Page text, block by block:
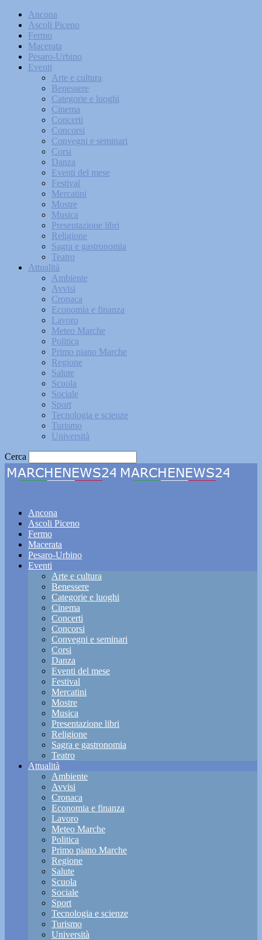
Ancona
Ascoli Piceno
Fermo
Macerata
Pesaro-Urbino
Eventi
Arte e cultura
Benessere
Categorie e luoghi
Cinema
Concerti
Concorsi
Convegni e seminari
Corsi
Danza
Eventi del mese
Festival
Mercatini
Mostre
Musica
Presentazione libri
Religione
Sagra e gastronomia
Teatro
Attualità
Ambiente
Avvisi
Cronaca
Economia e finanza
Lavoro
Meteo Marche
Politica
Primo piano Marche
Regione
Salute
Scuola
Sociale
Sport
Tecnologia e scienze
Turismo
Università
Cerca
Ancona
Ascoli Piceno
Fermo
Macerata
Pesaro-Urbino
Eventi
Arte e cultura
Benessere
Categorie e luoghi
Cinema
Concerti
Concorsi
Convegni e seminari
Corsi
Danza
Eventi del mese
Festival
Mercatini
Mostre
Musica
Presentazione libri
Religione
Sagra e gastronomia
Teatro
Attualità
Ambiente
Avvisi
Cronaca
Economia e finanza
Lavoro
Meteo Marche
Politica
Primo piano Marche
Regione
Salute
Scuola
Sociale
Sport
Tecnologia e scienze
Turismo
Università